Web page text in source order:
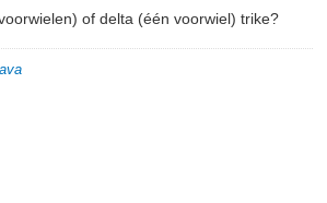
of delta (één voorwiel) trike?